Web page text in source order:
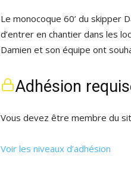
Le monocoque 60’ du skipper
d’entrer en chantier dans les
Damien et son équipe ont
Adhésion
Vous devez être membre du
Voir les niveaux d’adhésion